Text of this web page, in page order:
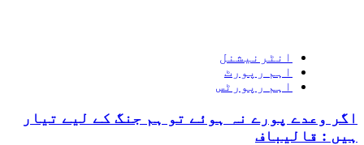
انٹرنیشنل
اہم رپورٹ
اہم رپورٹس
اگر وعدے پورے نہ ہوئے تو ہم جنگ کے لیے تیار
ہیں : قالیباف